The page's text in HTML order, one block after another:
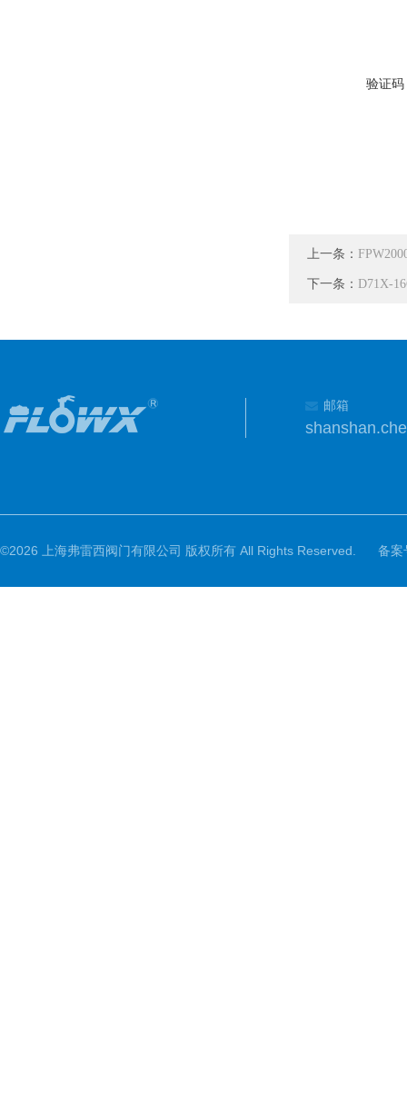
验证码
上一条：
下一条： D71X-
邮箱
©2026 上海弗雷西阀门有限公司 版权所有 All Rights Reserved. 备案